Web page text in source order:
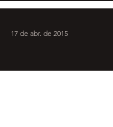
17 de abr. de 2015